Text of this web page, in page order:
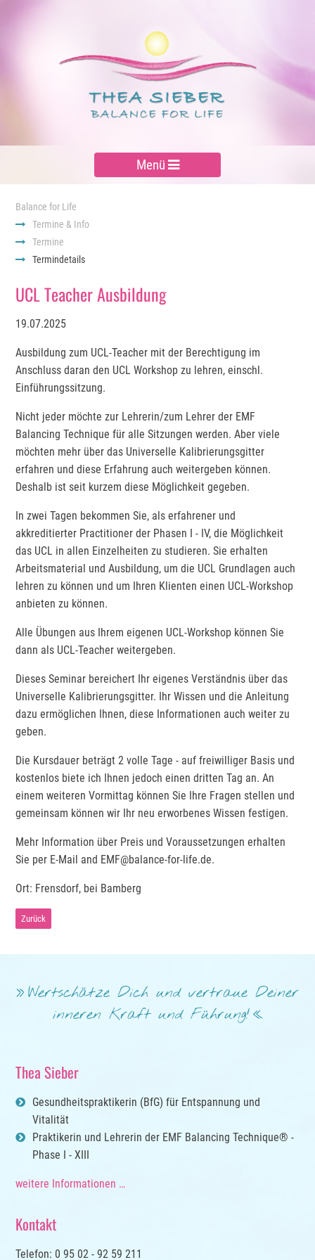
Menü
Balance for Life
Termine & Info
Termine
Termindetails
UCL Teacher Ausbildung
19.07.2025
Ausbildung zum UCL-Teacher mit der Berechtigung im
Anschluss daran den UCL Workshop zu lehren, einschl.
Einführungssitzung.
Nicht jeder möchte zur Lehrerin/zum Lehrer der EMF
Balancing Technique für alle Sitzungen werden. Aber viele
möchten mehr über das Universelle Kalibrierungsgitter
erfahren und diese Erfahrung auch weitergeben können.
Deshalb ist seit kurzem diese Möglichkeit gegeben.
In zwei Tagen bekommen Sie, als erfahrener und
akkreditierter Practitioner der Phasen I - IV, die Möglichkeit
das UCL in allen Einzelheiten zu studieren. Sie erhalten
Arbeitsmaterial und Ausbildung, um die UCL Grundlagen auch
lehren zu können und um Ihren Klienten einen UCL-Workshop
anbieten zu können.
Alle Übungen aus Ihrem eigenen UCL-Workshop können Sie
dann als UCL-Teacher weitergeben.
Dieses Seminar bereichert Ihr eigenes Verständnis über das
Universelle Kalibrierungsgitter. Ihr Wissen und die Anleitung
dazu ermöglichen Ihnen, diese Informationen auch weiter zu
geben.
Die Kursdauer beträgt 2 volle Tage - auf freiwilliger Basis und
kostenlos biete ich Ihnen jedoch einen dritten Tag an. An
einem weiteren Vormittag können Sie Ihre Fragen stellen und
gemeinsam können wir Ihr neu erworbenes Wissen festigen.
Mehr Information über Preis und Voraussetzungen erhalten
Sie per E-Mail and EMF@balance-for-life.de.
Ort: Frensdorf, bei Bamberg
Zurück
Wertschätze Dich und vertraue Deiner
inneren Kraft und Führung!
Thea Sieber
Gesundheitspraktikerin (BfG) für Entspannung und
Vitalität
Praktikerin und Lehrerin der EMF Balancing Technique® -
Phase I - XIII
weitere Informationen …
Kontakt
Telefon: 0 95 02 - 92 59 211